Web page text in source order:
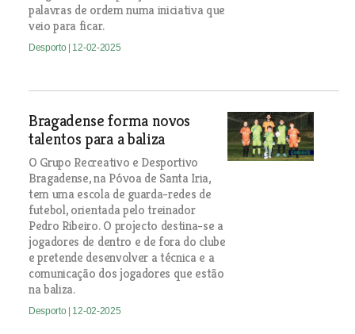
palavras de ordem numa iniciativa que
veio para ficar.
Desporto | 12-02-2025
Bragadense forma novos
talentos para a baliza
O Grupo Recreativo e Desportivo
Bragadense, na Póvoa de Santa Iria,
tem uma escola de guarda-redes de
futebol, orientada pelo treinador
Pedro Ribeiro. O projecto destina-se a
jogadores de dentro e de fora do clube
e pretende desenvolver a técnica e a
comunicação dos jogadores que estão
na baliza.
Desporto | 12-02-2025